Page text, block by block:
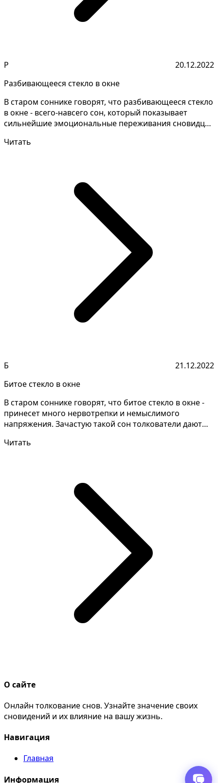
Р
20.12.2022
Разбивающееся стекло в окне
В старом соннике говорят, что разбивающееся стекло
в окне - всего-навсего сон, который показывает
сильнейшие эмоциональные переживания сновидца
Читать
Б
21.12.2022
Битое стекло в окне
В старом соннике говорят, что битое стекло в окне -
принесет много нервотрепки и немыслимого
напряжения. Зачастую такой сон толкователи дают
Читать
О сайте
Онлайн толкование снов. Узнайте значение своих
сновидений и их влияние на вашу жизнь.
Навигация
Главная
Информация